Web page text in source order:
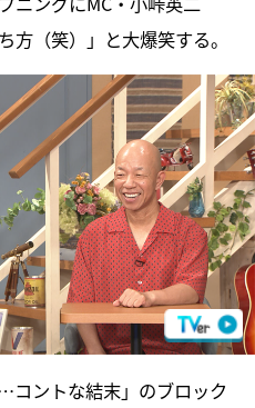
方（笑）」と大爆笑する。
コントな結末」のブロック